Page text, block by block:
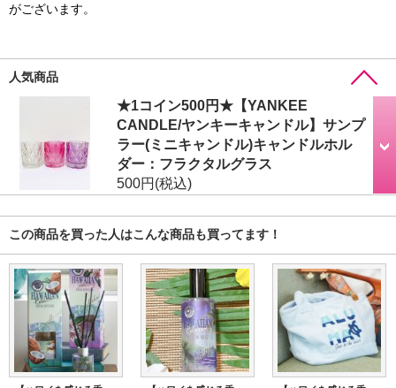
がございます。
人気商品
★1コイン500円★【YANKEE
CANDLE/ヤンキーキャンドル】サンプ
ラー(ミニキャンドル)キャンドルホル
ダー：フラクタルグラス
500円(税込)
この商品を買った人はこんな商品も買ってます！